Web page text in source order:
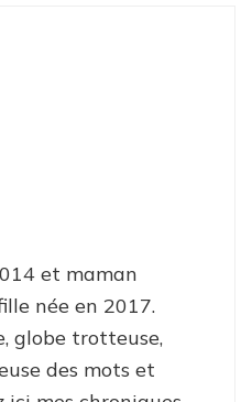
et maman
née en 2017.
globe trotteuse,
des mots et